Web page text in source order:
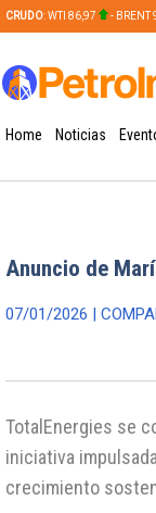
CRUDO: WTI 86,97 - BRENT
Home Noticias
Anuncio de
07/01/2026 |
TotalEnergies se
iniciativa
crecimiento